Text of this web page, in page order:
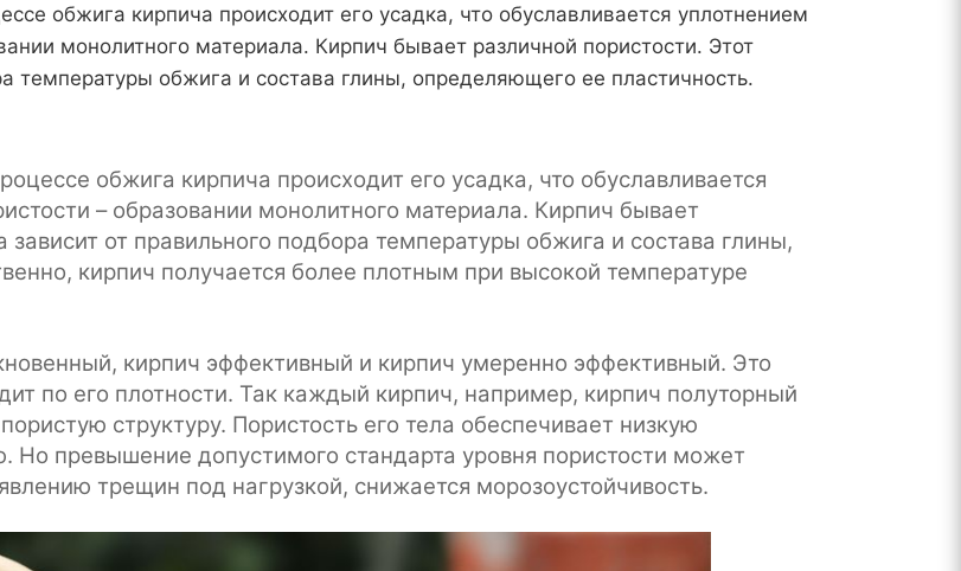
обжига кирпича происходит его усадка, что обуславливается уплотнением
монолитного материала. Кирпич бывает различной пористости. Этот
температуры обжига и состава глины, определяющего ее пластичность.
обжига кирпича происходит его усадка, что обуславливается
– образовании монолитного материала. Кирпич бывает
зависит от правильного подбора температуры обжига и состава глины,
кирпич получается более плотным при высокой температуре
кирпич эффективный и кирпич умеренно эффективный. Это
по его плотности. Так каждый кирпич, например, кирпич полуторный
структуру. Пористость его тела обеспечивает низкую
превышение допустимого стандарта уровня пористости может
трещин под нагрузкой, снижается морозоустойчивость.